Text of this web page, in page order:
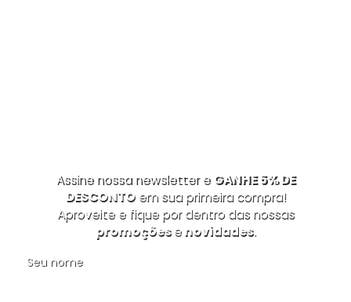
Assine nossa newsletter e GANHE 5% DE
DESCONTOem sua primeira compra!
Aproveite e fique por dentro das nossas
promoçõesenovidades.
Seu nome